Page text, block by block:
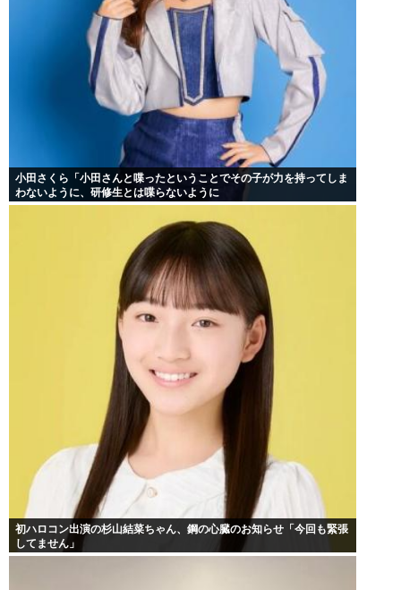
小田さくら「小田さんと喋ったということでその子が力を持ってしま
わないように、研修生とは喋らないように
初ハロコン出演の杉山結菜ちゃん、鋼の心臓のお知らせ「今回も緊張
してません」